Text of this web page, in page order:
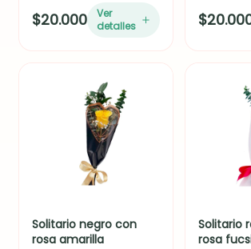
$20.000
Ver
detalles
Solitario negro con
rosa amarilla
Solitario
rosa